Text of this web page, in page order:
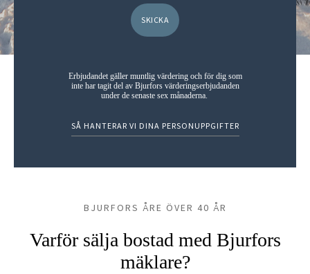
Erbjudandet gäller muntlig värdering och för dig som
inte har tagit del av Bjurfors värderingserbjudanden
under de senaste sex månaderna.
SÅ HANTERAR VI DINA PERSONUPPGIFTER
BJURFORS ÅRE ÖVER 40 ÅR
Varför sälja bostad med Bjurfors
mäklare?